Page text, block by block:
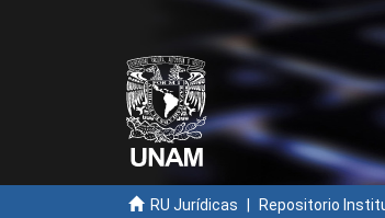
RU Jurídicas Repositorio